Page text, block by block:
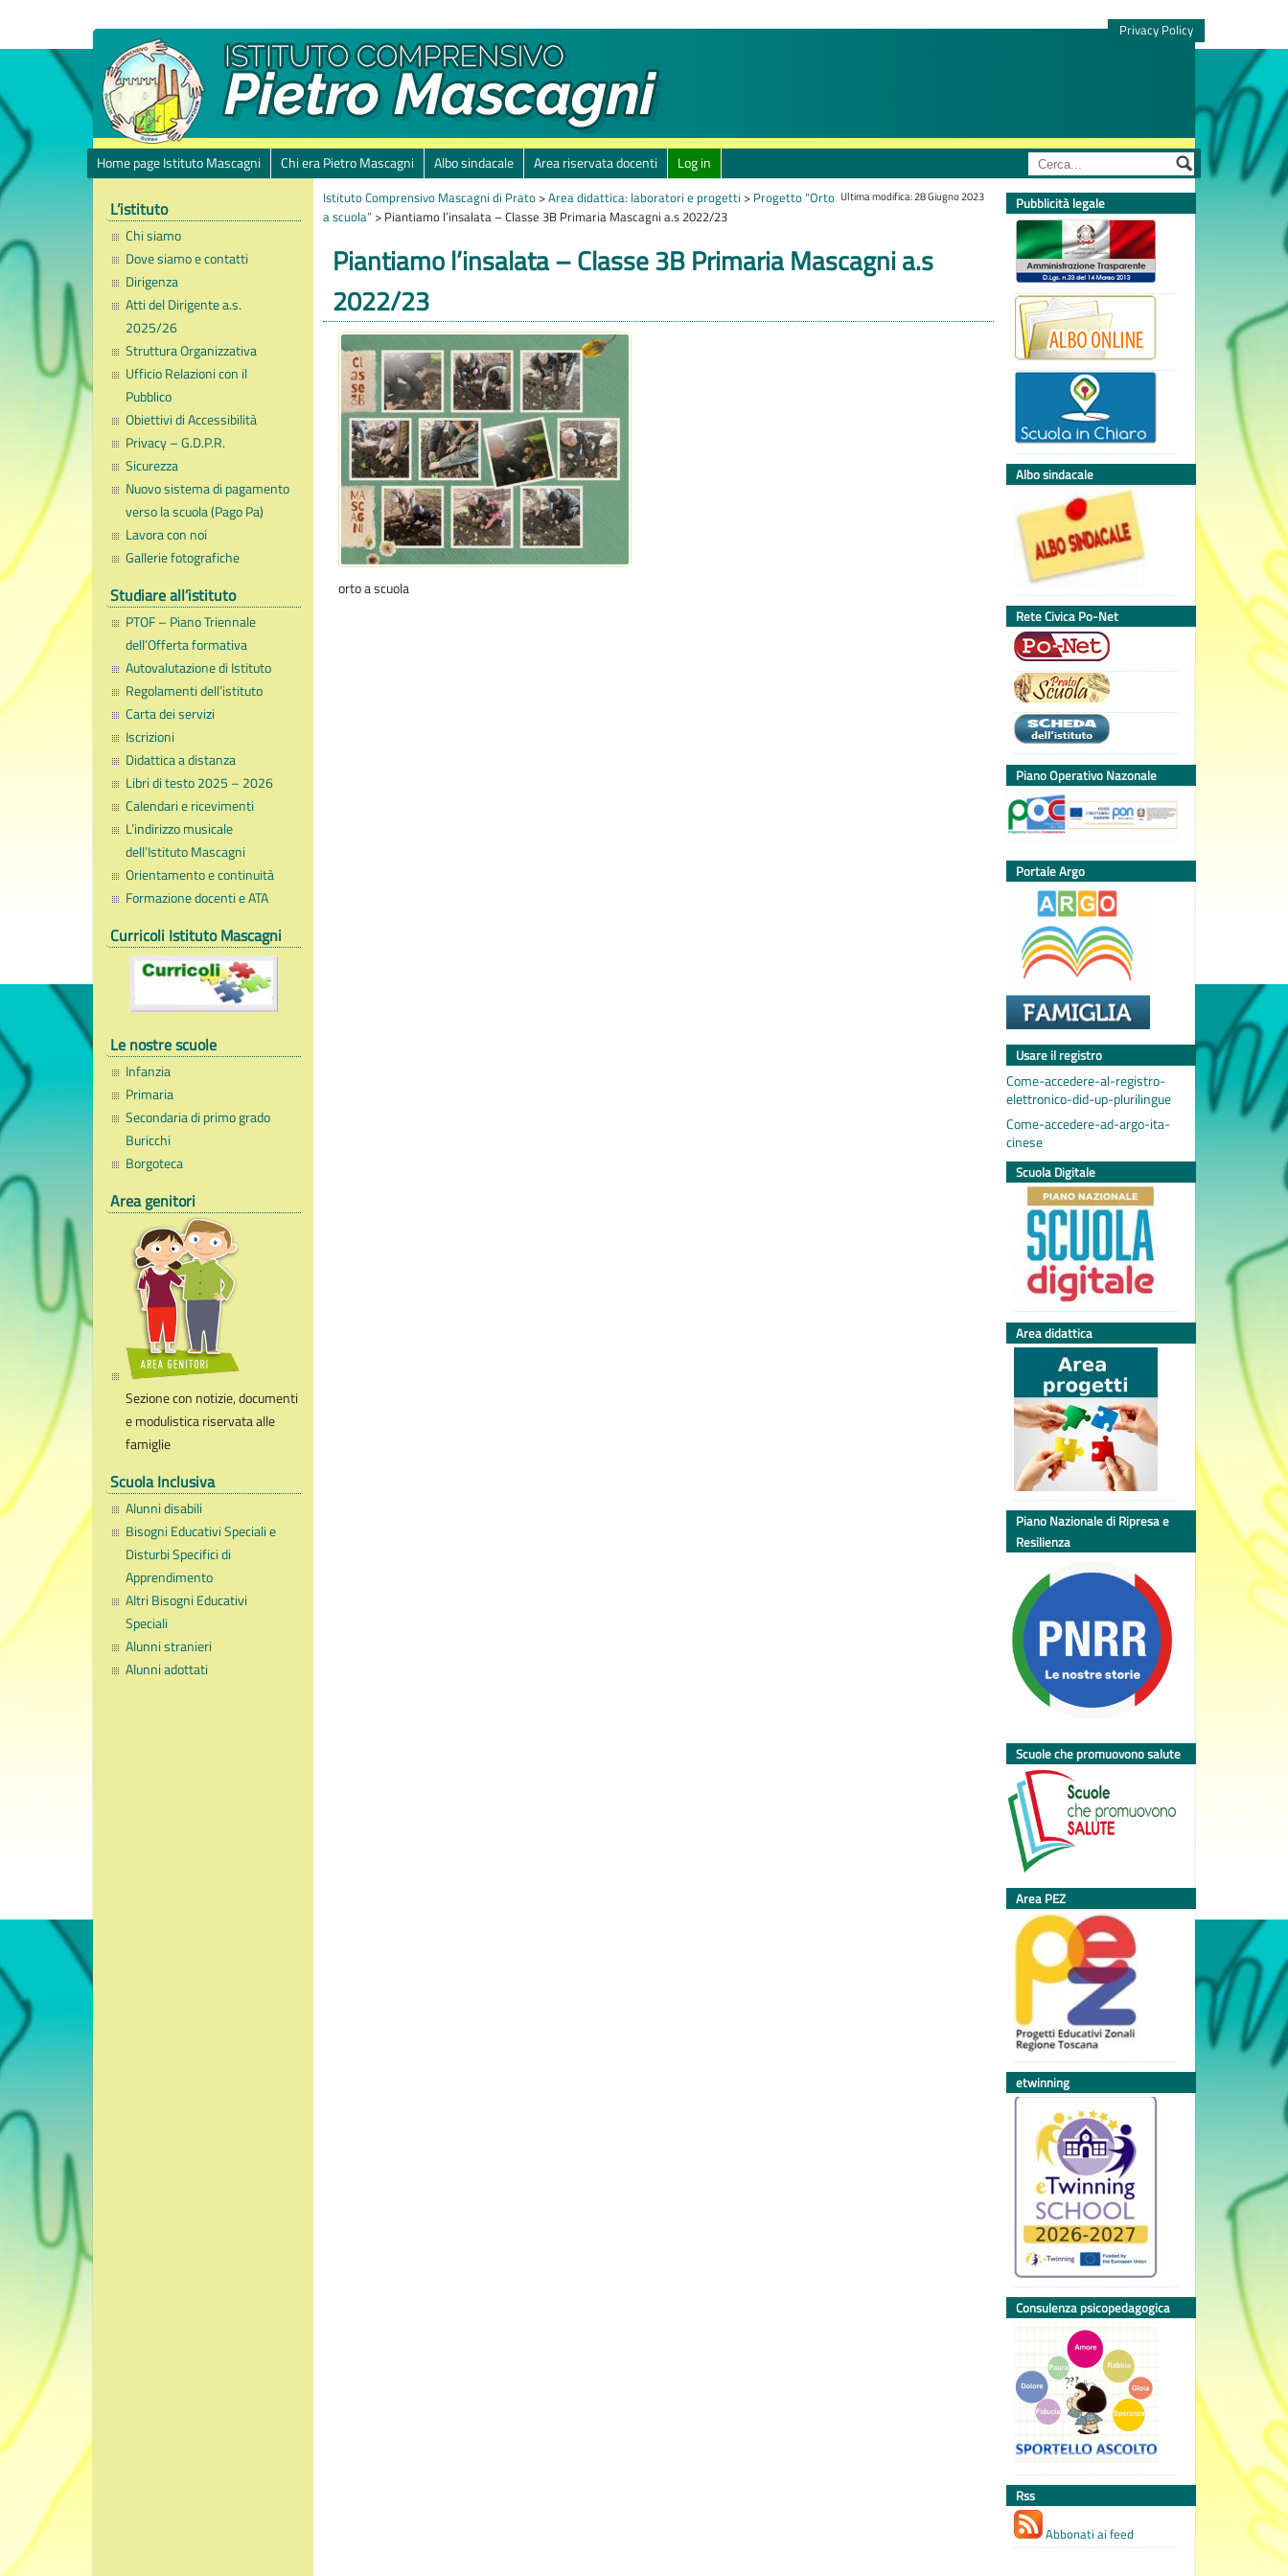
Privacy Policy
Home page Istituto Mascagni Chi era Pietro Mascagni Albo sindacale Area riservata docenti Log in
L’istituto
Chi siamo
Dove siamo e contatti
Dirigenza
Atti del Dirigente a.s.
2025/26
Struttura Organizzativa
Ufficio Relazioni con il
Pubblico
Obiettivi di Accessibilità
Privacy – G.D.P.R.
Sicurezza
Nuovo sistema di pagamento
verso la scuola (Pago Pa)
Lavora con noi
Gallerie fotografiche
Studiare all’istituto
PTOF – Piano Triennale
dell’Offerta formativa
Autovalutazione di Istituto
Regolamenti dell’istituto
Carta dei servizi
Iscrizioni
Didattica a distanza
Libri di testo 2025 – 2026
Calendari e ricevimenti
L’indirizzo musicale
dell’Istituto Mascagni
Orientamento e continuità
Formazione docenti e ATA
Curricoli Istituto Mascagni
Le nostre scuole
Infanzia
Primaria
Secondaria di primo grado
Buricchi
Borgoteca
Area genitori
Sezione con notizie, documenti
e modulistica riservata alle
famiglie
Scuola Inclusiva
Alunni disabili
Bisogni Educativi Speciali e
Disturbi Specifici di
Apprendimento
Altri Bisogni Educativi
Speciali
Alunni stranieri
Alunni adottati
Ultima modifica: 28 Giugno 2023
Istituto Comprensivo Mascagni di Prato >Area didattica: laboratori e progetti > Progetto “Orto
a scuola” > Piantiamo l’insalata – Classe 3B Primaria Mascagni a.s 2022/23
Piantiamo l’insalata – Classe 3B Primaria Mascagni a.s
2022/23
orto a scuola
Pubblicità legale
Albo sindacale
Rete Civica Po-Net
Piano Operativo Nazonale
Portale Argo
Usare il registro
Come-accedere-al-registro-
elettronico-did-up-plurilingue
Come-accedere-ad-argo-ita-
cinese
Scuola Digitale
Area didattica
Piano Nazionale di Ripresa e
Resilienza
Scuole che promuovono salute
Area PEZ
etwinning
Consulenza psicopedagogica
Rss
Abbonati ai feed